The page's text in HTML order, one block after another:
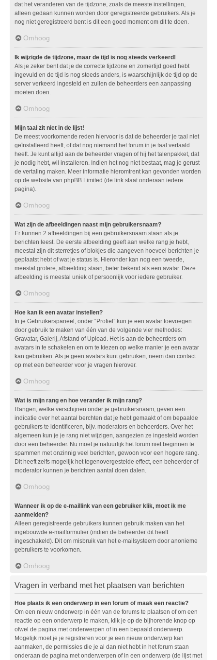
dat het veranderen van de tijdzone, zoals de meeste instellingen,
alleen gedaan kunnen worden door geregistreerde gebruikers. Als je
nog niet geregistreerd bent is dit een goed moment om dit te doen.
Omhoog
Ik wijzigde de tijdzone, maar de tijd is nog steeds verkeerd!
Als je zeker bent dat je de correcte tijdzone en zomertijd goed hebt
ingevuld en de tijd is nog steeds anders, is waarschijnlijk de tijd op de
server verkeerd ingesteld en zullen de beheerders een aanpassing
moeten doen.
Omhoog
Mijn taal zit niet in de lijst!
De meest voorkomende reden hiervoor is dat de beheerder je taal niet
geïnstalleerd heeft, of dat nog niemand het forum in je taal vertaald
heeft. Je kunt altijd aan de beheerder vragen of hij het talenpakket, dat
je nodig hebt, wil installeren. Indien het nog niet bestaat, mag je gerust
de vertaling maken. Meer informatie hieromtrent kan gevonden worden
op de website van phpBB Limited (de link staat onderaan iedere
pagina).
Omhoog
Wat zijn de afbeeldingen naast mijn gebruikersnaam?
Er kunnen 2 afbeeldingen bij een gebruikersnaam staan als je
berichten leest. De eerste afbeelding geeft aan welke rang je hebt,
meestal zijn dit sterretjes of blokjes die aangeven hoeveel berichten je
geplaatst hebt of wat je status is. Hieronder kan nog een tweede,
meestal grotere, afbeelding staan, beter bekend als een avatar. Deze
afbeelding is meestal uniek of persoonlijk voor iedere gebruiker.
Omhoog
Hoe kan ik een avatar instellen?
In je Gebruikerspaneel, onder “Profiel” kun je een avatar toevoegen
door gebruik te maken van één van de volgende vier methodes:
Gravatar, Galerij, Afstand of Upload. Het is aan de beheerders om
avatars in te schakelen en om te kiezen op welke manier je een avatar
kan gebruiken. Als je geen avatars kunt gebruiken, neem dan contact
op met een beheerder voor je vragen hierover.
Omhoog
Wat is mijn rang en hoe verander ik mijn rang?
Rangen, welke verschijnen onder je gebruikersnaam, geven een
indicatie over het aantal berchten dat je hebt gemaakt of om bepaalde
gebruikers te identificeren, bijv. moderators en beheerders. Over het
algemeen kun je je rang niet wijzigen, aangezien ze ingesteld worden
door een beheerder. Nu moet je natuurlijk het forum niet beginnen te
spammen met onzinnig veel berichten, gewoon voor een hogere rang.
Dit heeft zelfs mogelijk het tegenovergestelde effect, een beheerder of
moderator kunnen je berichten aantal doen dalen.
Omhoog
Wanneer ik op de e-maillink van een gebruiker klik, moet ik me
aanmelden?
Alleen geregistreerde gebruikers kunnen gebruik maken van het
ingebouwde e-mailformulier (indien de beheerder dit heeft
ingeschakeld). Dit om misbruik van het e-mailsysteem door anonieme
gebruikers te voorkomen.
Omhoog
Vragen in verband met het plaatsen van berichten
Hoe plaats ik een onderwerp in een forum of maak een reactie?
Om een nieuw onderwerp in één van de forums te plaatsen of om een
reactie op een onderwerp te maken, klik je op de bijhorende knop op
ofwel de pagina met onderwerpen of in een bepaald onderwerp.
Mogelijk moet je je registreren voor je een nieuw onderwerp kan
aanmaken, de permissies die je al dan niet hebt in het forum staan
onderaan de pagina met onderwerpen of in een onderwerp (de lijst met